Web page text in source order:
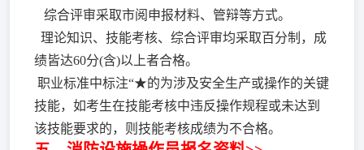
综合评审采取市阅申报材料、管辩等方式。
理论知识、技能考核、综合评审均采取百分制，成
绩皆达60分(含)以上者合格。
职业标准中标注“★的为涉及安全生产或操作的关键
技能，如考生在技能考核中违反操作规程或未达到
该技能要求的，则技能考核成绩为不合格。